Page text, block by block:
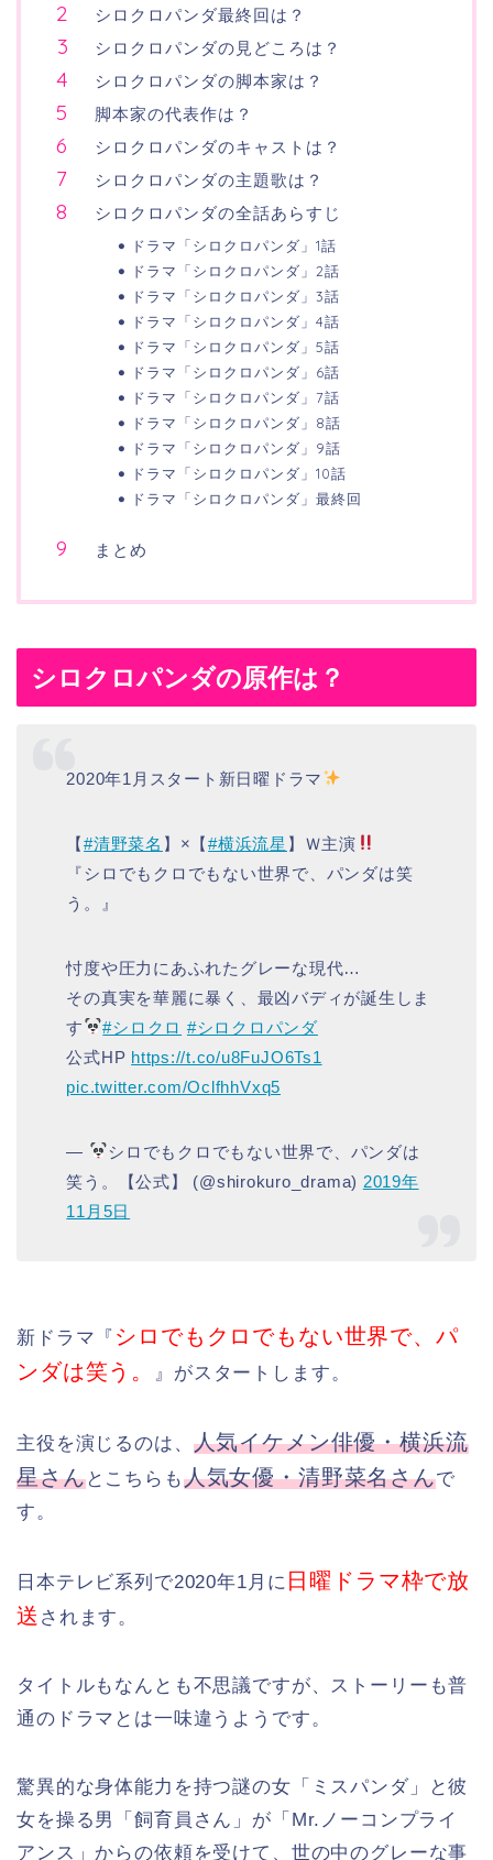
シロクロパンダ最終回は？
シロクロパンダの見どころは？
シロクロパンダの脚本家は？
脚本家の代表作は？
シロクロパンダのキャストは？
シロクロパンダの主題歌は？
シロクロパンダの全話あらすじ
ドラマ「シロクロパンダ」1話
ドラマ「シロクロパンダ」2話
ドラマ「シロクロパンダ」3話
ドラマ「シロクロパンダ」4話
ドラマ「シロクロパンダ」5話
ドラマ「シロクロパンダ」6話
ドラマ「シロクロパンダ」7話
ドラマ「シロクロパンダ」8話
ドラマ「シロクロパンダ」9話
ドラマ「シロクロパンダ」10話
ドラマ「シロクロパンダ」最終回
まとめ
シロクロパンダの原作は？
2020年1月スタート新日曜ドラマ
【#清野菜名 】×【#横浜流星 】Ｗ主演
『シロでもクロでもない世界で、パンダは笑
う。』
忖度や圧力にあふれたグレーな現代…
その真実を華麗に暴く、最凶バディが誕生しま
す
#シロクロ #シロクロパンダ
公式HP https://t.co/u8FuJO6Ts1
pic.twitter.com/OclfhhVxq5
—
シロでもクロでもない世界で、パンダは
笑う。【公式】 (@shirokuro_drama) 2019年
11月5日
新ドラマ『 シロでもクロでもない世界で、パ
ンダは笑う。
』がスタートします。
主役を演じるのは、 人気イケメン俳優・横浜流
星さんとこちらも人気女優・清野菜名さんで
す。
日本テレビ系列で2020年1月に 日曜ドラマ枠で放
送 されます。
タイトルもなんとも不思議ですが、ストーリーも普
通のドラマとは一味違うようです。
驚異的な身体能力を持つ謎の女「ミスパンダ」と彼
女を操る男「飼育員さん」が「Mr.ノーコンプライ
アンス」からの依頼を受けて、世の中のグレーな事